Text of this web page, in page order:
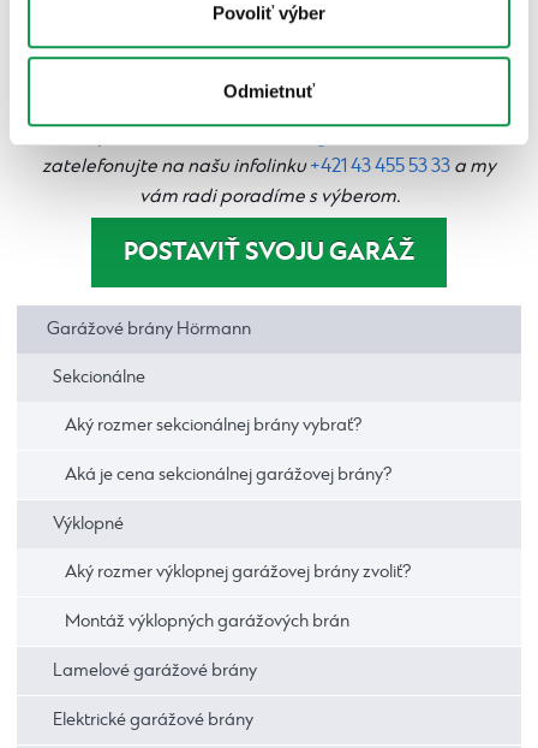
Povoliť výber
Odmietnuť
Potrebujete poradiť?
zatelefonujte na našu infolinku+421 43 455 53 33 a my
vám radi poradíme s výberom.
POSTAVIŤ SVOJU GARÁŽ
Garážové brány Hörmann
Sekcionálne
Aký rozmer sekcionálnej brány vybrať?
Aká je cena sekcionálnej garážovej brány?
Výklopné
Aký rozmer výklopnej garážovej brány zvoliť?
Montáž výklopných garážových brán
Lamelové garážové brány
Elektrické garážové brány